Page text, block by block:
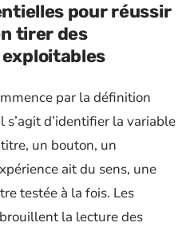
pour réussir
tirer des
par la définition
s’agit d’identifier la variable
un bouton, un
ait du sens, une
testée à la fois. Les
la lecture des